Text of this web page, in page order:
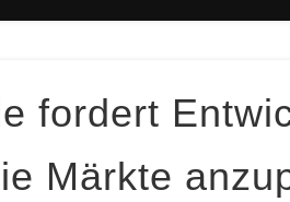
fordert
Märkte